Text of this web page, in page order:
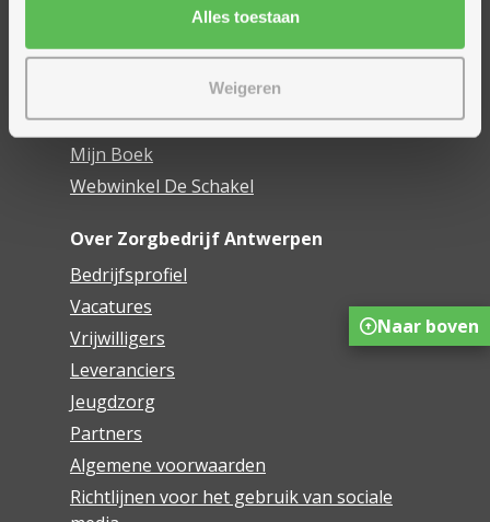
Alles toestaan
Weigeren
Mijn Zorgbedrijf
Onze innovaties
Mijn Boek
Webwinkel De Schakel
Over Zorgbedrijf Antwerpen
Bedrijfsprofiel
Vacatures
Vrijwilligers
Leveranciers
Jeugdzorg
Partners
Algemene voorwaarden
Richtlijnen voor het gebruik van sociale
Naar boven